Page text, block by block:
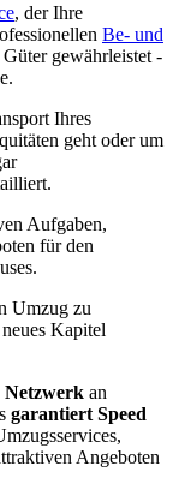
, der Ihre
Be- und
gewährleistet -
Ihres
geht oder um
Aufgaben,
für den
Umzug zu
Kapitel
Netzwerk an
garantiert Speed
Angeboten